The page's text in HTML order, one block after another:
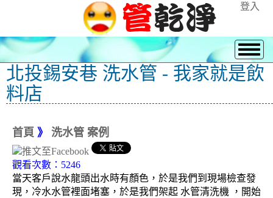
登入
北投錫安巷 洗水管 - 我家就是飲
料店
首頁 》 洗水管 案例
觀看次數：5246
當天客戶說水龍頭出水時有顏色，於是我們到現場檢查發
現，冷水水管裡面堵塞，於是我們架起 水管清洗機 ，開始